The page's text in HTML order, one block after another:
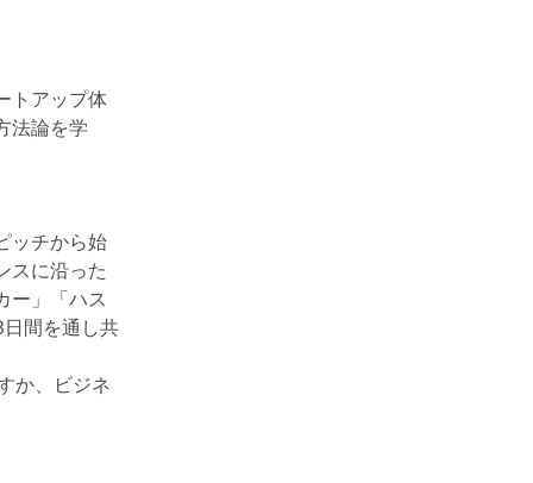
トアップ体
法論を学
ッチから始
スに沿った
ー」「ハス
間を通し共
か、ビジネ